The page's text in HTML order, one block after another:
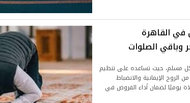
في القاهرة
وباقي الصلوات
مسلم، حيث تساعده على تنظيم
الروح الإيمانية والانضباط
يوميًا لضمان أداء الفروض في